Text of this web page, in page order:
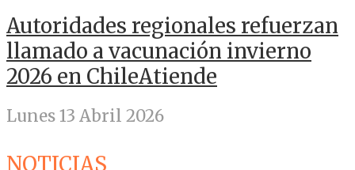
Autoridades regionales refuerzan
llamado a vacunación invierno
2026 en ChileAtiende
Lunes 13 Abril 2026
NOTICIAS